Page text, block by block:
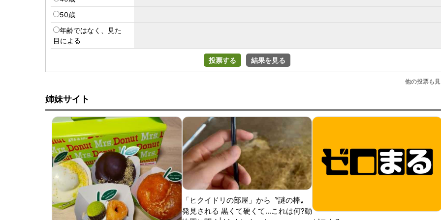
50歳
年齢ではなく、見た
目による
投票する 結果を見る
他の投票も
姉妹サイト
「ヒクイドリの部屋」から〝謎の棒〟
発見される 黒くて硬くて...これは何?動